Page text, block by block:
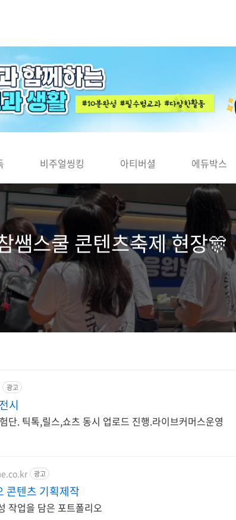
비주얼씽킹 아티버셜 에듀박스
쌤스쿨 콘텐츠축제 현장🎊
광고
시
단. 틱톡,릴스,쇼츠 동시 업로드 진행.라이브커머스운영
광고
콘텐츠 기획제작
작업을 담은 포트폴리오